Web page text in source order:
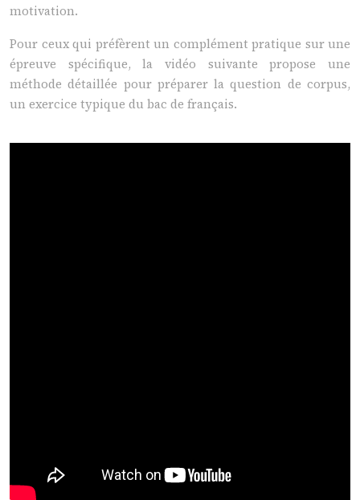
motivation.
Pour ceux qui préfèrent un complément pratique sur une
épreuve spécifique, la vidéo suivante propose une
méthode détaillée pour préparer la question de corpus,
un exercice typique du bac de français.